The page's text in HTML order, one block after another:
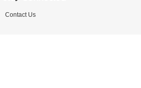
Contact Us